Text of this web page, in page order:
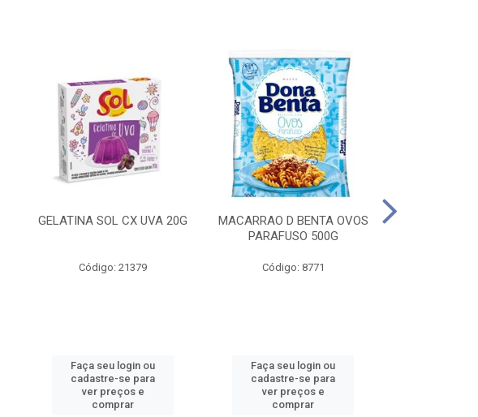
GELATINA SOL CX UVA 20G
Código: 21379
Faça seu login ou
cadastre-se para
ver preços e
comprar
MACARRAO D BENTA OVOS
PARAFUSO 500G
Código: 8771
Faça seu login ou
cadastre-se para
ver preços e
comprar